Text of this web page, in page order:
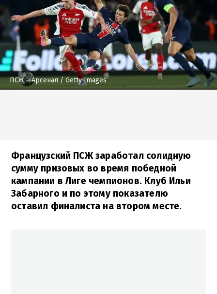
ПСЖ – Арсенал / Getty Images
Французский ПСЖ заработал солидную
сумму призовых во время победной
кампании в Лиге чемпионов. Клуб Ильи
Забарного и по этому показателю
оставил финалиста на втором месте.